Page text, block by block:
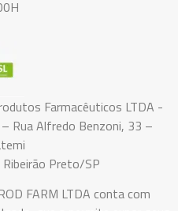
Farmacêuticos LTDA -
Rua Alfredo Benzoni, 33 –
Preto/SP
FARM LTDA conta com